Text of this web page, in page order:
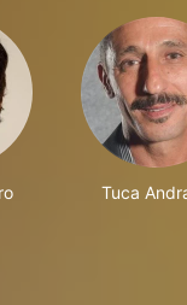
Tuca